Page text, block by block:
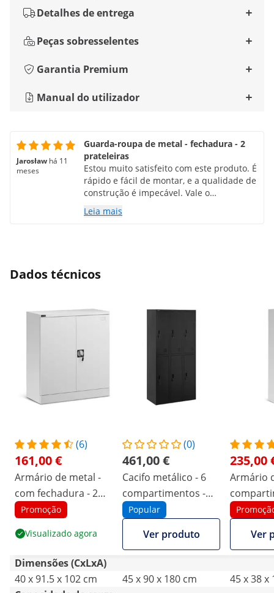
Detalhes de entrega
Peças sobresselentes
Garantia Premium
Manual do utilizador
Jarosław há 11
meses
Guarda-roupa de metal - fechadura - 2
prateleiras
Estou muito satisfeito com este produto. É
rápido e fácil de montar, e a qualidade de
construção é impecável. Vale o
investimento.
Leia mais
Dados técnicos
(6)
161,00 €
Armário de metal -
com fechadura - 2
prateleiras
Promoção
Visualizado agora
(0)
461,00 €
Cacifo metálico - 6
compartimentos -
com fechadura - 200
kg
Popular
Ver produto
235,00
Armário
com
Ver
Dimensões (CxLxA)
40 x 91.5 x 102 cm
45 x 90 x 180 cm
45 x 38 x